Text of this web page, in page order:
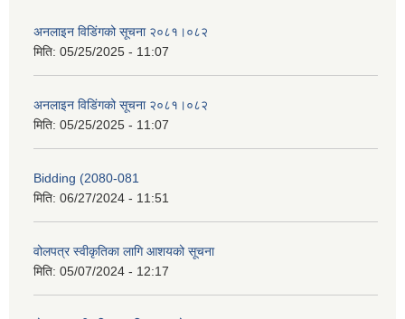
अनलाइन विडि‌ं‍गको सूचना २०८१।०८२
मिति: 05/25/2025 - 11:07
अनलाइन विडि‌ं‍गको सूचना २०८१।०८२
मिति: 05/25/2025 - 11:07
Bidding (2080-081
मिति: 06/27/2024 - 11:51
वोलपत्र स्वीकृतिका लागि आशयको सूचना
मिति: 05/07/2024 - 12:17